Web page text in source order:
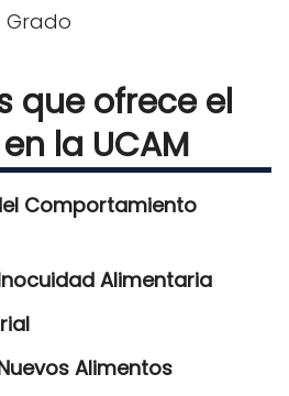
Grado
que ofrece el
la UCAM
Comportamiento
Alimentaria
Alimentos